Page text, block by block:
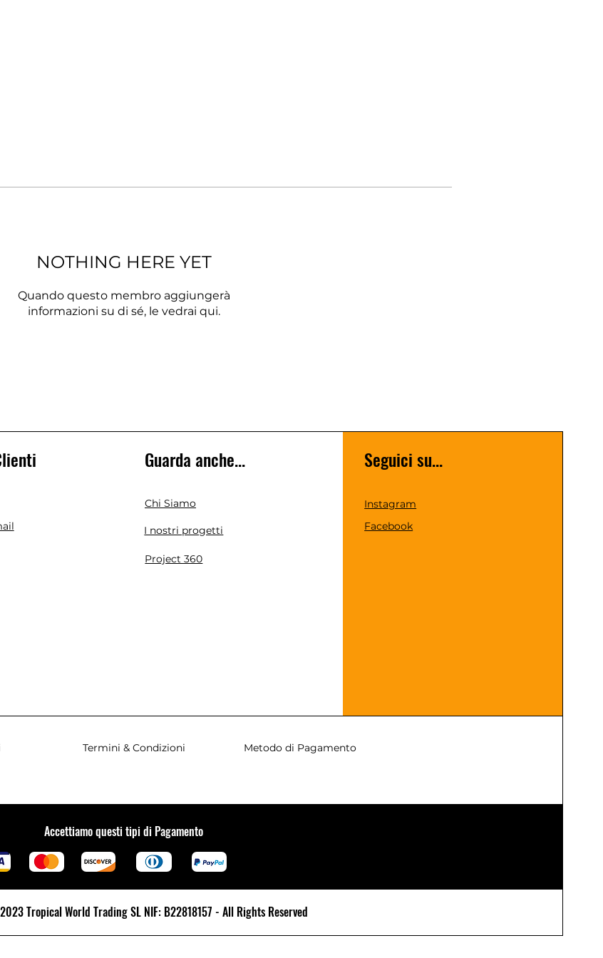
NOTHING HERE YET
Quando questo membro aggiungerà
informazioni su di sé, le vedrai qui.
Guarda anche...
I nostri progetti
Project 360
Seguici su...
Instagram
Facebook
Termini & Condizioni Metodo di Pagamento
Chi Siamo
Accettiamo questi tipi di Pagamento
Tropical World Trading SL NIF: B22818157 - All Rights Reserved